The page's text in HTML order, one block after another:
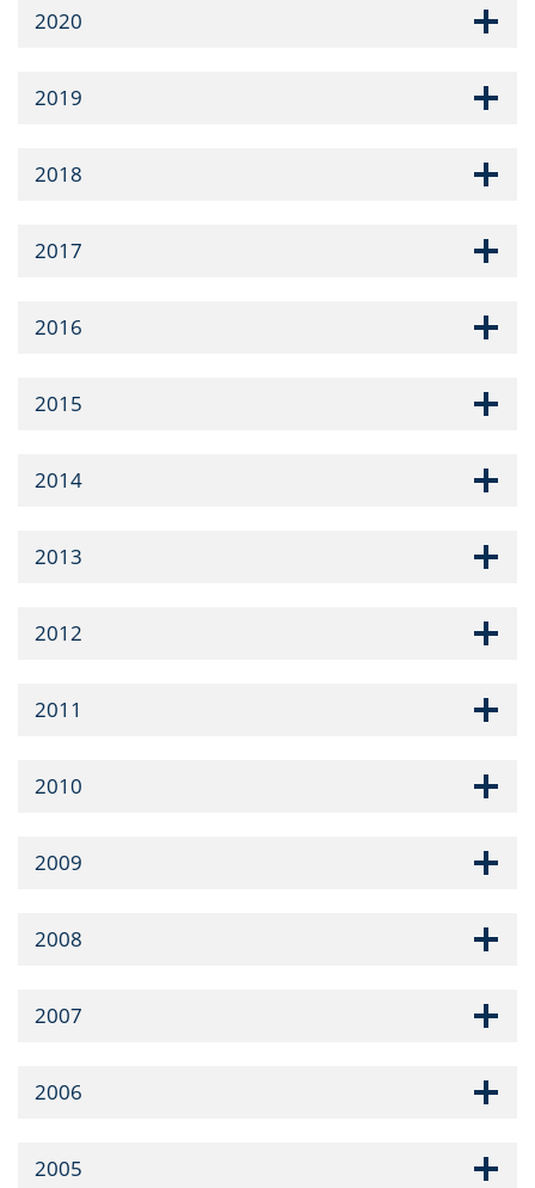
2020
2019
2018
2017
2016
2015
2014
2013
2012
2011
2010
2009
2008
2007
2006
2005